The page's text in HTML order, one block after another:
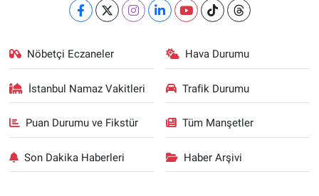
Nöbetçi Eczaneler Hava Durumu
İstanbul Namaz Vakitleri Trafik Durumu
Puan Durumu ve Fikstür Tüm Manşetler
Son Dakika Haberleri Haber Arşivi